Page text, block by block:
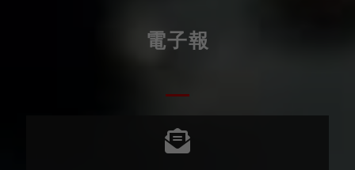
電子報